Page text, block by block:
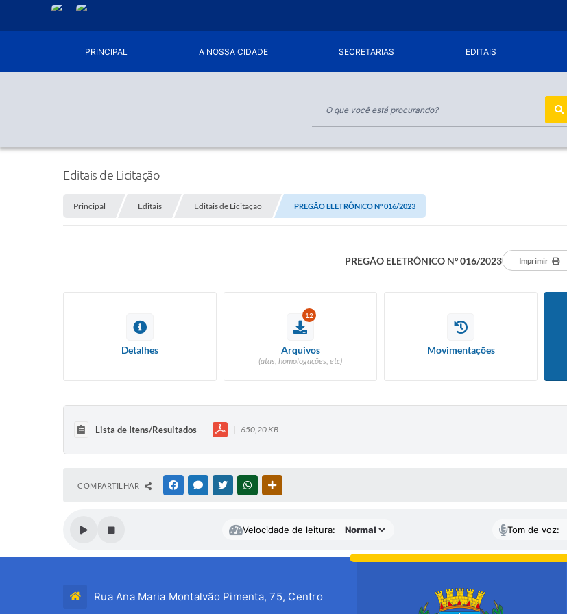
PRINCIPAL A NOSSA CIDADE SECRETARIAS EDITAIS
Editais de Licitação
Principal Editais Editais de Licitação PREGÃO ELETRÔNICO Nº 016/2023
PREGÃO ELETRÔNICO Nº 016/2023 Imprimir
Detalhes
12
Arquivos
(atas, homologações, etc)
Movimentações
Lista de Itens/Resultados 650,20 KB
COMPARTILHAR FACEBOOKMESSENGER
TWITTERWHATSAPP
Velocidade de leitura: Tom de voz:
Rua Ana Maria Montalvão Pimenta, 75, Centro